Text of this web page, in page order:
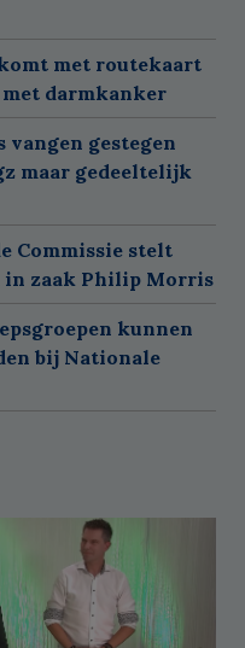
met routekaart
darmkanker
vangen gestegen
maar gedeeltelijk
Commissie stelt
zaak Philip Morris
kunnen
bij Nationale